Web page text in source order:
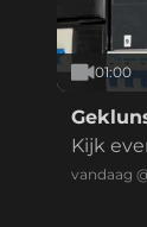
01:00
Kijk
vandaag